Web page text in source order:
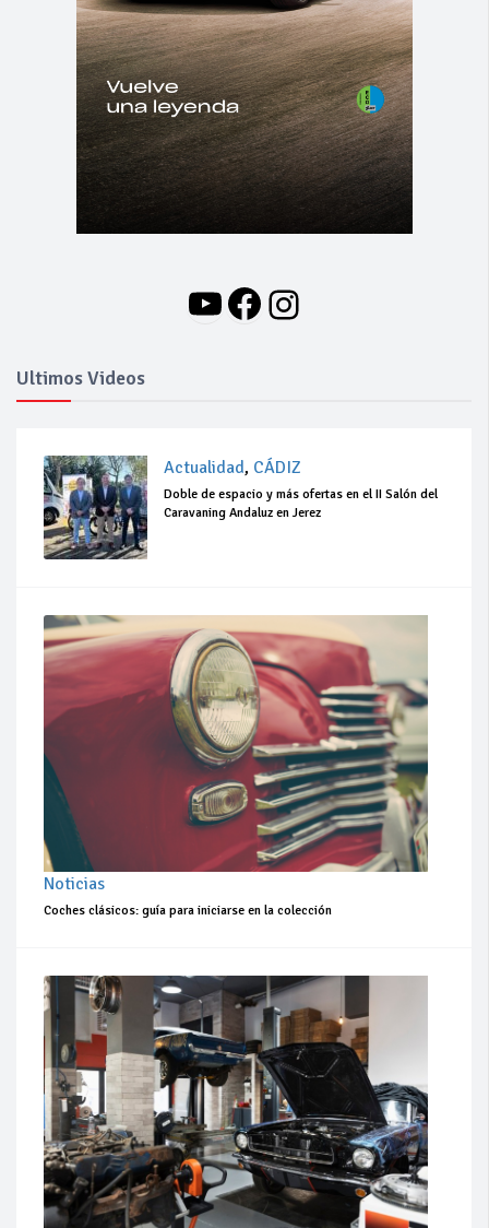
YouTube
Facebook
Instagram
Ultimos Videos
Actualidad, CÁDIZ
Doble de espacio y más ofertas en el II Salón del
Caravaning Andaluz en Jerez
Noticias
Coches clásicos: guía para iniciarse en la colección